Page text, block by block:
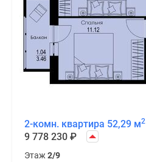
2-комн. квартира 52,29 м2
9 778 230 ₽
Этаж2/9